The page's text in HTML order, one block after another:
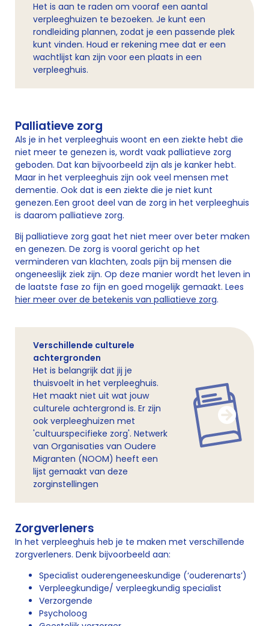
Het is aan te raden om vooraf een aantal
verpleeghuizen te bezoeken. Je kunt een
rondleiding plannen, zodat je een passende plek
kunt vinden. Houd er rekening mee dat er een
wachtlijst kan zijn voor een plaats in een
verpleeghuis.
Palliatieve zorg
Als je in het verpleeghuis woont en een ziekte hebt die
niet meer te genezen is, wordt vaak palliatieve zorg
geboden. Dat kan bijvoorbeeld zijn als je kanker hebt.
Maar in het verpleeghuis zijn ook veel mensen met
dementie. Ook dat is een ziekte die je niet kunt
genezen. Een groot deel van de zorg in het verpleeghuis
is daarom palliatieve zorg.
Bij palliatieve zorg gaat het niet meer over beter maken
en genezen. De zorg is vooral gericht op het
verminderen van klachten, zoals pijn bij mensen die
ongeneeslijk ziek zijn. Op deze manier wordt het leven in
de laatste fase zo fijn en goed mogelijk gemaakt. Lees
hier meer over de betekenis van palliatieve zorg.
Verschillende culturele
achtergronden
Het is belangrijk dat jij je
thuisvoelt in het verpleeghuis.
Het maakt niet uit wat jouw
culturele achtergrond is. Er zijn
ook verpleeghuizen met
'cultuurspecifieke zorg'. Netwerk
van Organisaties van Oudere
Migranten (NOOM) heeft een
lijst gemaakt van deze
zorginstellingen
Zorgverleners
In het verpleeghuis heb je te maken met verschillende
zorgverleners. Denk bijvoorbeeld aan:
Specialist ouderengeneeskundige (‘ouderenarts’)
Verpleegkundige/ verpleegkundig specialist
Verzorgende
Psycholoog